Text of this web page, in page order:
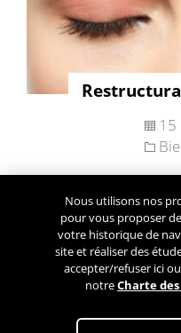
15
Navigation
des
articles
Articles plus
anciens
Conditions Générales
Nous utilisons nos
pour vous proposer
votre historique de
site et réaliser des
accepter/refuser ici ou
notreCharte